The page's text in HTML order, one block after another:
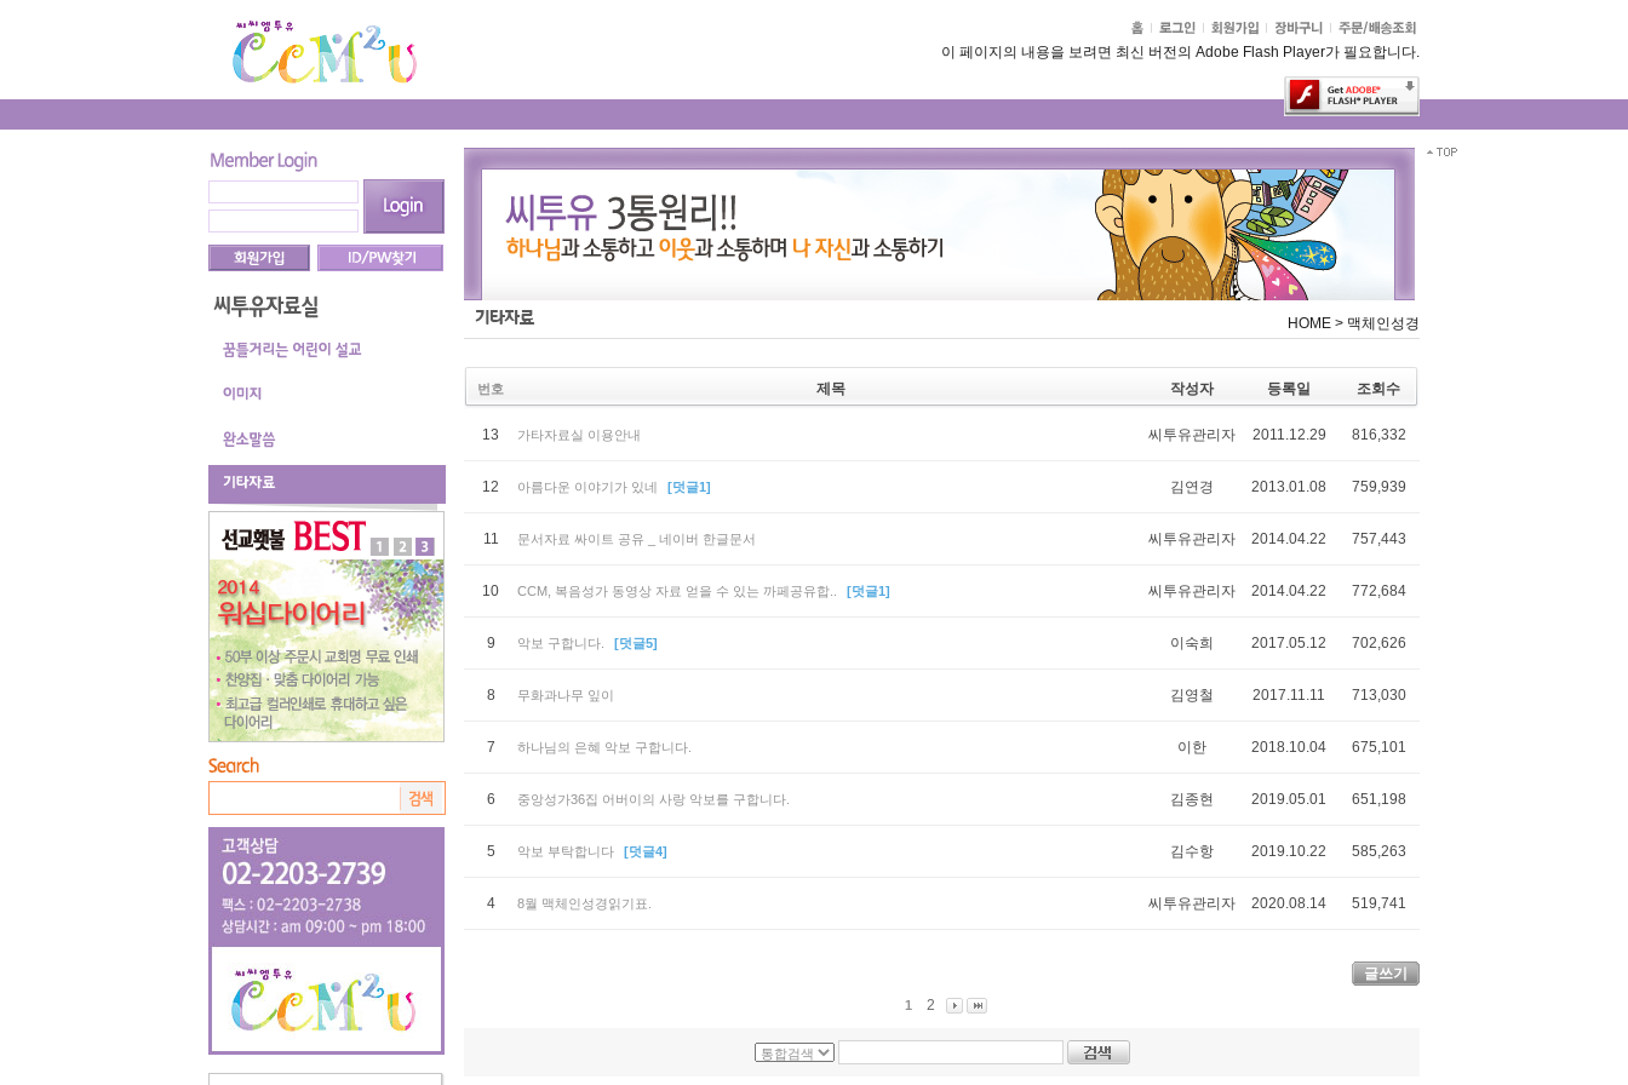
이 페이지의 내용을 보려면 최신 버전의 Adobe Flash Player가 필요합니다.
HOME > 맥체인성경
번호 제목 작성자 등록일 조회수
13 가타자료실 이용안내 씨투유관리자 2011.12.29 816,332
12 아름다운 이야기가 있네 [덧글1] 김연경 2013.01.08 759,939
11 문서자료 싸이트 공유 _ 네이버 한글문서 씨투유관리자 2014.04.22 757,443
10 CCM, 복음성가 동영상 자료 얻을 수 있는 까페공유합.. [덧글1] 씨투유관리자 2014.04.22 772,684
9 악보 구합니다. [덧글5] 이숙희 2017.05.12 702,626
8 무화과나무 잎이 김영철 2017.11.11 713,030
7 하나님의 은혜 악보 구합니다. 이한 2018.10.04 675,101
6 중앙성가36집 어버이의 사랑 악보를 구합니다. 김종현 2019.05.01 651,198
5 악보 부탁합니다 [덧글4] 김수항 2019.10.22 585,263
4 8월 맥체인성경읽기표. 씨투유관리자 2020.08.14 519,741
글쓰기
1 2